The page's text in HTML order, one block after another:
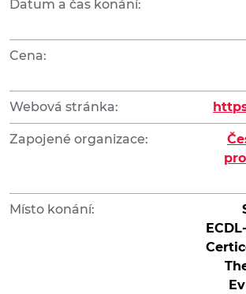
Datum a čas konání:
Cena:
Webová stránka:
Zapojené organizace:
Místo konání: